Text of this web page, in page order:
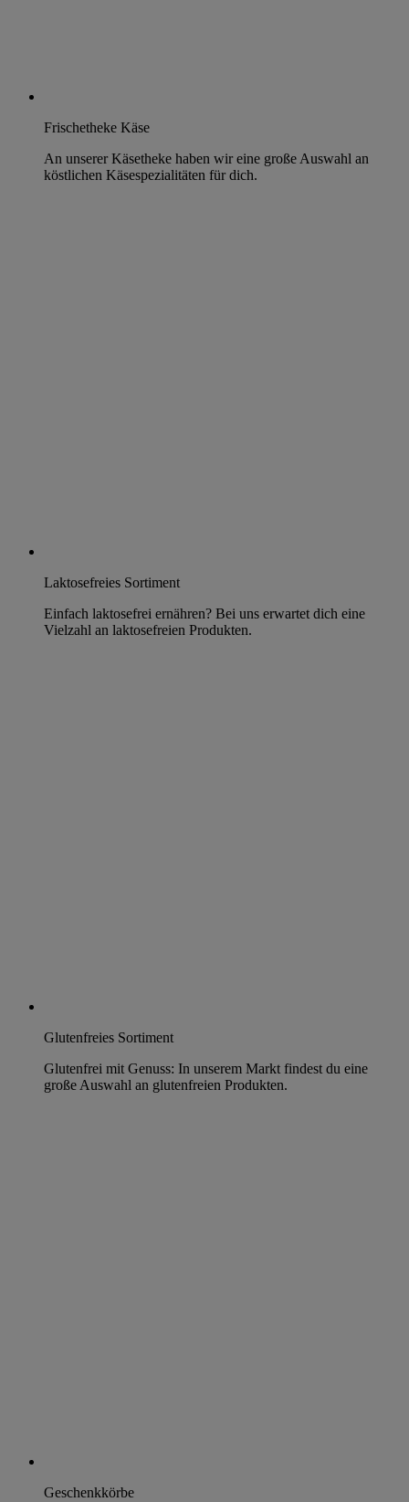
Frischetheke Käse
An unserer Käsetheke haben wir eine große Auswahl an
köstlichen Käsespezialitäten für dich.
Laktosefreies Sortiment
Einfach laktosefrei ernähren? Bei uns erwartet dich eine
Vielzahl an laktosefreien Produkten.
Glutenfreies Sortiment
Glutenfrei mit Genuss: In unserem Markt findest du eine
große Auswahl an glutenfreien Produkten.
Geschenkkörbe